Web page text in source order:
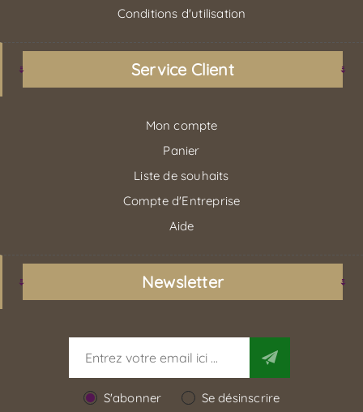
Conditions d'utilisation
Service Client
Mon compte
Panier
Liste de souhaits
Compte d'Entreprise
Aide
Newsletter
S'abonner Se désinscrire